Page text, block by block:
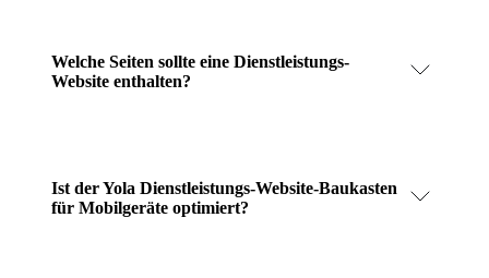
Welche Seiten sollte eine Dienstleistungs-
Website enthalten?
Ist der Yola Dienstleistungs-Website-Baukasten
für Mobilgeräte optimiert?